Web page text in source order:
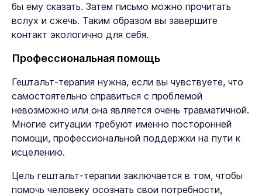
бы ему сказать. Затем письмо можно прочитать
вслух и сжечь. Таким образом вы завершите
контакт экологично для себя.
Профессиональная помощь
Гештальт-терапия нужна, если вы чувствуете, что
самостоятельно справиться с проблемой
невозможно или она является очень травматичной.
Многие ситуации требуют именно посторонней
помощи, профессиональной поддержки на пути к
исцелению.
Цель гештальт-терапии заключается в том, чтобы
помочь человеку осознать свои потребности,